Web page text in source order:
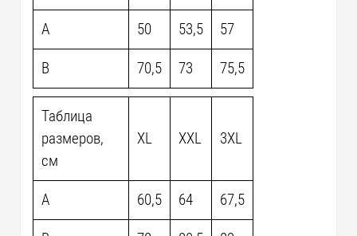
A 50 53,5 57
B 70,5 73 75,5
Таблица
размеров,
см
XL XXL 3XL
A 60,5 64 67,5